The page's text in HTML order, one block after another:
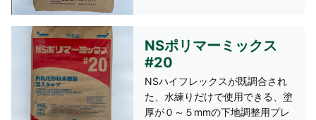
NSポリマーミックス
#20
NSハイフレックスが既調合され
た、水練りだけで使用できる、塗
厚が０～５mmの下地調整用プレ